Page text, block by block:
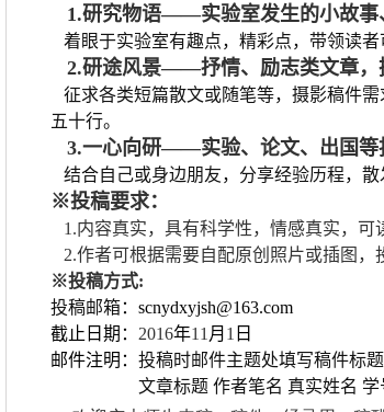
1.研究物语——实验室发生的小故
着眼于实验室有趣点，精彩点，带领读
2.研途风景——抒情、励志类文章
征求各类短篇散文或随笔等，摄影稿件
五十行。
3.一心向研——实验、论文、出国等
结合自己或身边朋友，分享经验历程，散
※投稿要求：
1.内容真实，具有科学性，情感真实，可
2.作者可根据需要自配原创照片或插图，
※投稿方式:
投稿邮箱： scnydxyjsh@163.com
截止日期： 2016年11 月 1 日
邮件注明： 投稿时邮件主题处填写稿件标
文章标题 作者笔名 真实姓名